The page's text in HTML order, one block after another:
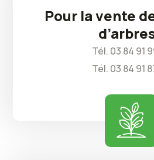
Pour la vente
Tél. 03 84 91
Tél. 03 84 91